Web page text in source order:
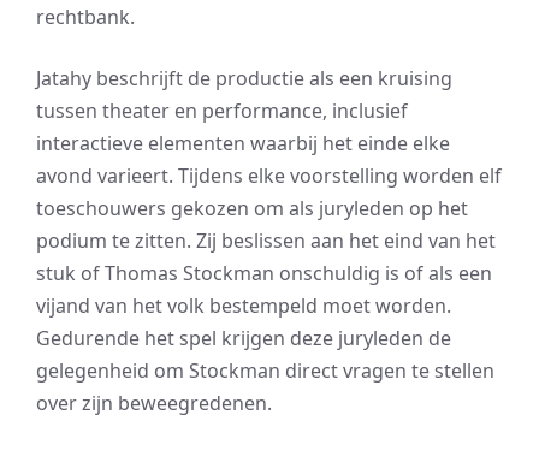
rechtbank.
Jatahy beschrijft de productie als een kruising
tussen theater en performance, inclusief
interactieve elementen waarbij het einde elke
avond varieert. Tijdens elke voorstelling worden elf
toeschouwers gekozen om als juryleden op het
podium te zitten. Zij beslissen aan het eind van het
stuk of Thomas Stockman onschuldig is of als een
vijand van het volk bestempeld moet worden.
Gedurende het spel krijgen deze juryleden de
gelegenheid om Stockman direct vragen te stellen
over zijn beweegredenen.